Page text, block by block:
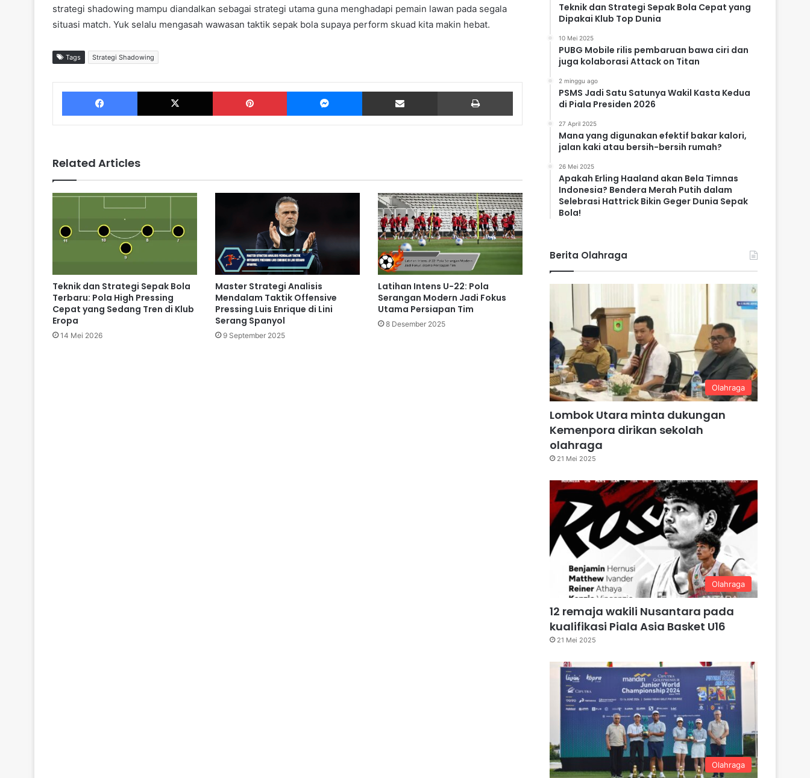
strategi shadowing mampu diandalkan sebagai strategi utama guna menghadapi pemain lawan pada segala
situasi match. Yuk selalu mengasah wawasan taktik sepak bola supaya perform skuad kita makin hebat.
Tags Strategi Shadowing
Facebook X Pinterest Messenger Share via Email
Related Articles
Teknik dan Strategi Sepak Bola
Terbaru: Pola High Pressing
Cepat yang Sedang Tren di Klub
Eropa
14 Mei 2026
Master Strategi Analisis
Mendalam Taktik Offensive
Pressing Luis Enrique di Lini
Serang Spanyol
9 September 2025
Latihan Intens U-22: Pola
Serangan Modern Jadi Fokus
Utama Persiapan Tim
8 Desember 2025
Teknik dan Strategi Sepak Bola Cepat yang
Dipakai Klub Top Dunia
10 Mei 2025
PUBG Mobile rilis pembaruan bawa ciri dan
juga kolaborasi Attack on Titan
2 minggu ago
PSMS Jadi Satu Satunya Wakil Kasta Kedua
di Piala Presiden 2026
27 April 2025
Mana yang digunakan efektif bakar kalori,
jalan kaki atau bersih-bersih rumah?
26 Mei 2025
Apakah Erling Haaland akan Bela Timnas
Indonesia? Bendera Merah Putih dalam
Selebrasi Hattrick Bikin Geger Dunia Sepak
Bola!
Berita Olahraga
Olahraga
Lombok Utara minta dukungan
Kemenpora dirikan sekolah
olahraga
21 Mei 2025
Olahraga
12 remaja wakili Nusantara pada
kualifikasi Piala Asia Basket U16
21 Mei 2025
Olahraga